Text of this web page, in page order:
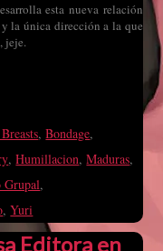
esta nueva relación
la única dirección a la que
jeje.
,Bondage,
,Humillacion,Maduras,
Grupal,
,Yuri
Editora en